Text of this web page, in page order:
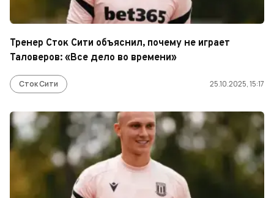
Тренер Сток Сити объяснил, почему не играет
Таловеров: «Все дело во времени»
Сток Сити 25.10.2025, 15:17